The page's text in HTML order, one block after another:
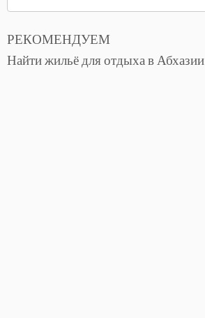
РЕКОМЕНДУЕМ
Найти жильё для отдыха в Абхазии